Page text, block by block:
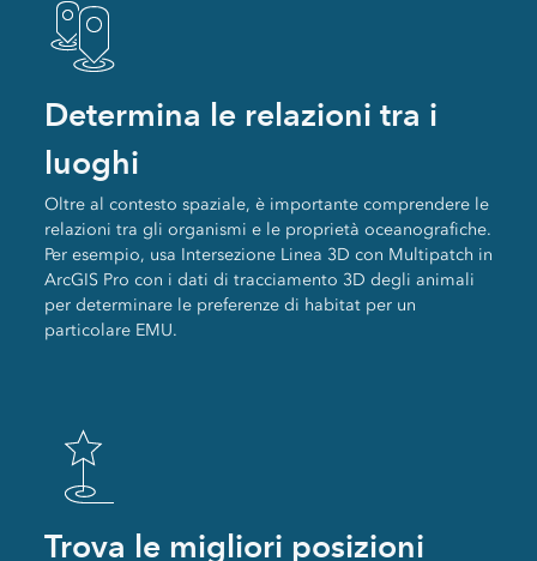
Determina le relazioni tra i
luoghi
Oltre al contesto spaziale, è importante comprendere le
relazioni tra gli organismi e le proprietà oceanografiche.
Per esempio, usa Intersezione Linea 3D con Multipatch in
ArcGIS Pro con i dati di tracciamento 3D degli animali
per determinare le preferenze di habitat per un
particolare EMU.
Trova le migliori posizioni